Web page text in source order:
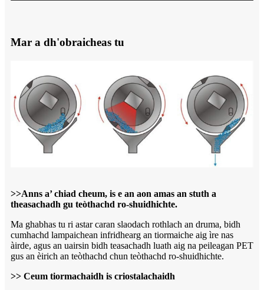
Mar a dh'obraicheas tu
>>Anns a’ chiad cheum, is e an aon amas an stuth a
theasachadh gu teòthachd ro-shuidhichte.
Ma ghabhas tu ri astar caran slaodach rothlach an druma, bidh
cumhachd lampaichean infridhearg an tiormaiche aig ìre nas
àirde, agus an uairsin bidh teasachadh luath aig na peileagan PET
gus an èirich an teòthachd chun teòthachd ro-shuidhichte.
>> Ceum tiormachaidh is criostalachaidh